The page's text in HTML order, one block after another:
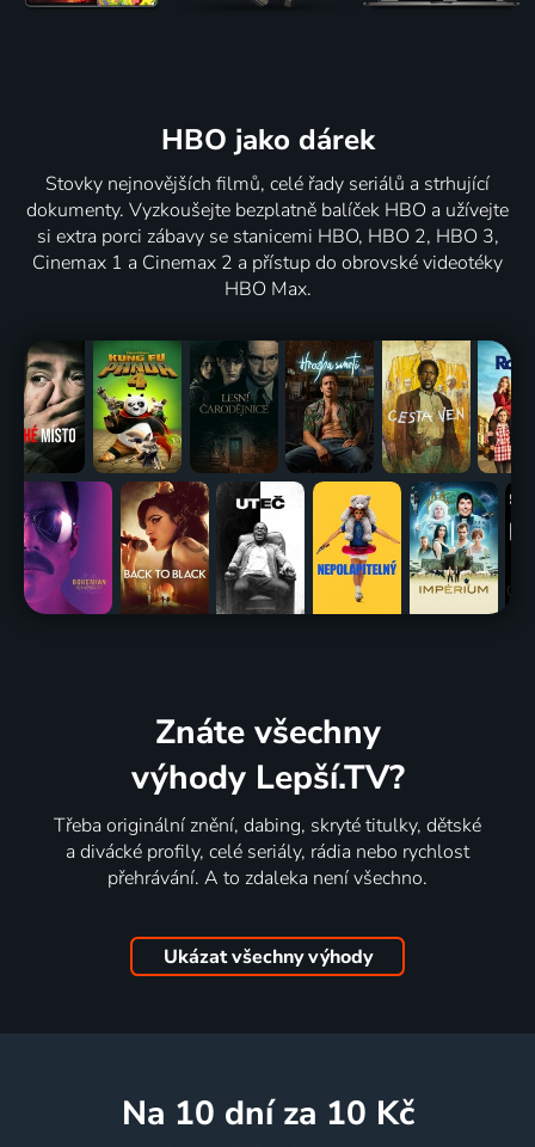
HBO jako dárek
Stovky nejnovějších filmů, celé řady seriálů a strhující
dokumenty. Vyzkoušejte bezplatně balíček HBO a užívejte
si extra porci zábavy se stanicemi HBO, HBO 2, HBO 3,
Cinemax 1 a Cinemax 2 a přístup do obrovské videotéky
HBO Max.
Znáte všechny
výhody Lepší.TV?
Třeba originální znění, dabing, skryté titulky, dětské
a divácké profily, celé seriály, rádia nebo rychlost
přehrávání. A to zdaleka není všechno.
Ukázat všechny výhody
na 10 dní za 10 Kč